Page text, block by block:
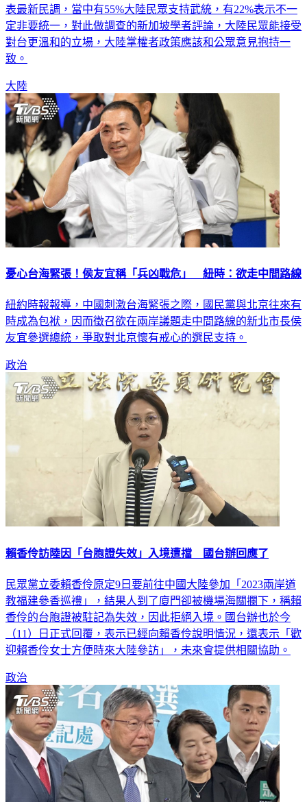
表最新民調，當中有55%大陸民眾支持武統，有22%表示不一
定非要統一，對此做調查的新加坡學者評論，大陸民眾能接受
對台更溫和的立場，大陸掌權者政策應該和公眾意見抱持一
致。
大陸
憂心台海緊張！侯友宜稱「兵凶戰危」 紐時：欲走中間路線
紐約時報報導，中國刺激台海緊張之際，國民黨與北京往來有
時成為包袱，因而徵召欲在兩岸議題走中間路線的新北市長侯
友宜參選總統，爭取對北京懷有戒心的選民支持。
政治
賴香伶訪陸因「台胞證失效」入境遭擋 國台辦回應了
民眾黨立委賴香伶原定9日要前往中國大陸參加「2023兩岸道
教福建參香巡禮」，結果人到了廈門卻被機場海關攔下，稱賴
香伶的台胞證被駐記為失效，因此拒絕入境。國台辦也於今
（11）日正式回覆，表示已經向賴香伶說明情況，還表示「歡
迎賴香伶女士方便時來大陸參訪」，未來會提供相關協助。
政治